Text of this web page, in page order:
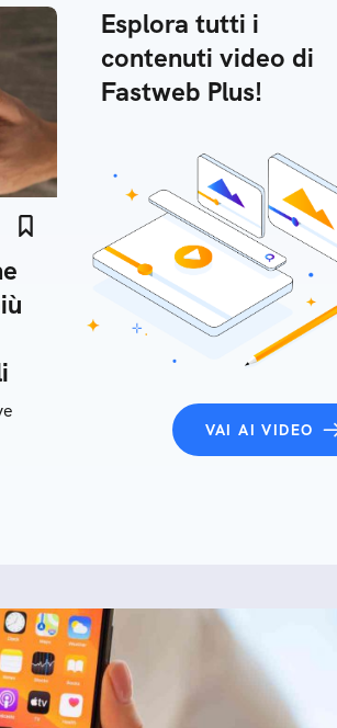
Esplora tutti i
contenuti video di
Fastweb Plus!
VAI AI VIDEO